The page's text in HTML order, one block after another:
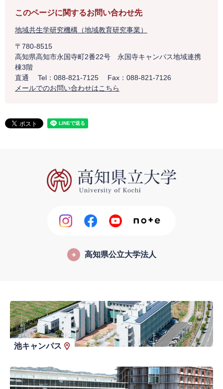
このページに関するお問い合わせ先
地域共生学研究機構（地域教育研究事業）
〒780-8515
高知県高知市永国寺町2番22号 永国寺キャンパス地域連携
棟3階
直通
Tel：088-821-7125
Fax：088-821-7126
メールでのお問い合わせはこちら
高知県公立大学法人
池キャンパス